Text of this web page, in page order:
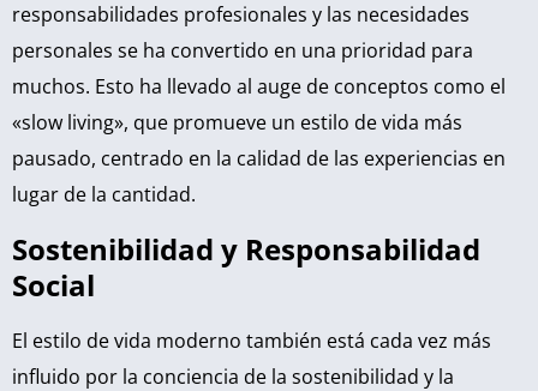
responsabilidades profesionales y las necesidades
personales se ha convertido en una prioridad para
muchos. Esto ha llevado al auge de conceptos como el
«slow living», que promueve un estilo de vida más
pausado, centrado en la calidad de las experiencias en
lugar de la cantidad.
Sostenibilidad y Responsabilidad
Social
El estilo de vida moderno también está cada vez más
influido por la conciencia de la sostenibilidad y la